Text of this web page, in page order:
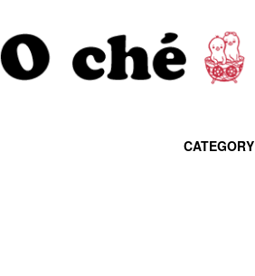
CATEGORY